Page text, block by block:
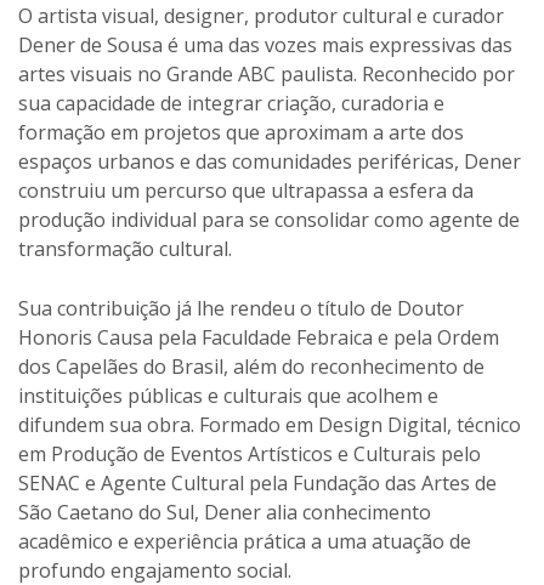
O artista visual, designer, produtor cultural e curador
Dener de Sousa é uma das vozes mais expressivas das
artes visuais no Grande ABC paulista. Reconhecido por
sua capacidade de integrar criação, curadoria e
formação em projetos que aproximam a arte dos
espaços urbanos e das comunidades periféricas, Dener
construiu um percurso que ultrapassa a esfera da
produção individual para se consolidar como agente de
transformação cultural.
Sua contribuição já lhe rendeu o título de Doutor
Honoris Causa pela Faculdade Febraica e pela Ordem
dos Capelães do Brasil, além do reconhecimento de
instituições públicas e culturais que acolhem e
difundem sua obra. Formado em Design Digital, técnico
em Produção de Eventos Artísticos e Culturais pelo
SENAC e Agente Cultural pela Fundação das Artes de
São Caetano do Sul, Dener alia conhecimento
acadêmico e experiência prática a uma atuação de
profundo engajamento social.